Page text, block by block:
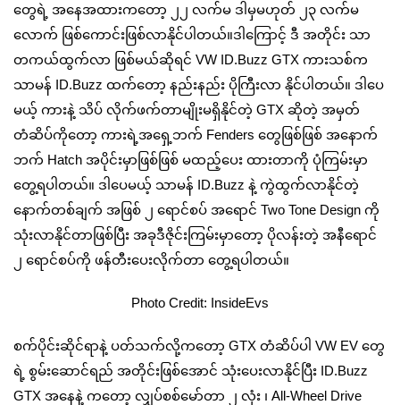
တွေရဲ့ အနေအထားကတော့ ၂၂ လက်မ ဒါမှမဟုတ် ၂၃ လက်မ
လောက် ဖြစ်ကောင်းဖြစ်လာနိုင်ပါတယ်။ဒါကြောင့် ဒီ အတိုင်း သာ
တကယ်ထွက်လာ ဖြစ်မယ်ဆိုရင် VW ID.Buzz GTX ကားသစ်က
သာမန် ID.Buzz ထက်တော့ နည်းနည်း ပိုကြီးလာ နိုင်ပါတယ်။ ဒါပေ
မယ့် ကားနဲ့ သိပ် လိုက်ဖက်တာမျိုးမရှိနိုင်တဲ့ GTX ဆိုတဲ့ အမှတ်
တံဆိပ်ကိုတော့ ကားရဲ့အရှေ့ဘက် Fenders တွေဖြစ်ဖြစ် အနောက်
ဘက် Hatch အပိုင်းမှာဖြစ်ဖြစ် မထည့်ပေး ထားတာကို ပုံကြမ်းမှာ
တွေ့ရပါတယ်။ ဒါပေမယ့် သာမန် ID.Buzz နဲ့ ကွဲထွက်လာနိုင်တဲ့
နောက်တစ်ချက် အဖြစ် ၂ ရောင်စပ် အရောင် Two Tone Design ကို
သုံးလာနိုင်တာဖြစ်ပြီး အခုဒီဇိုင်းကြမ်းမှာတော့ ပိုလန်းတဲ့ အနီရောင်
၂ ရောင်စပ်ကို ဖန်တီးပေးလိုက်တာ တွေ့ရပါတယ်။
Photo Credit: InsideEvs
စက်ပိုင်းဆိုင်ရာနဲ့ ပတ်သက်လို့ကတော့ GTX တံဆိပ်ပါ VW EV တွေ
ရဲ့ စွမ်းဆောင်ရည် အတိုင်းဖြစ်အောင် သုံးပေးလာနိုင်ပြီး ID.Buzz
GTX အနေနဲ့ ကတော့ လျှပ်စစ်မော်တာ ၂ လုံး ၊ All-Wheel Drive